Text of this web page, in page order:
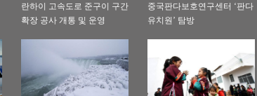
란하이 고속도로 준구이 구간
확장 공사 개통 및 운영
중국판다보호연구센터 ‘판다
유치원’ 탐방